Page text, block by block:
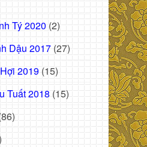
Tý 2020 (2)
Dậu 2017 (27)
2019 (15)
Tuất 2018 (15)